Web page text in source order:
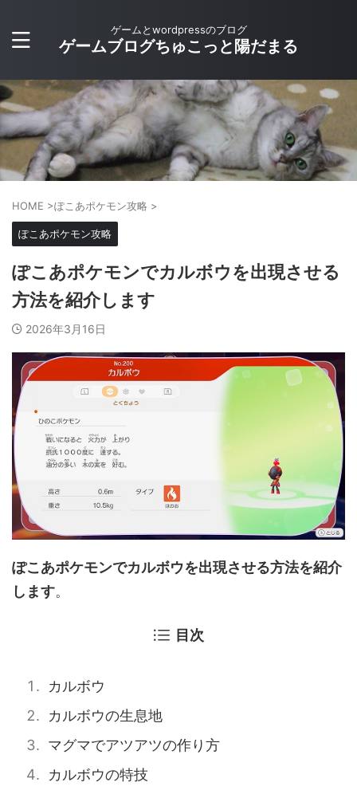
ゲームとwordpressのブログ
ゲームブログちゅこっと陽だまる
HOME >ぽこあポケモン攻略 >
ぽこあポケモン攻略
ぽこあポケモンでカルボウを出現させる
方法を紹介します
2026年3月16日
ぽこあポケモンでカルボウを出現させる方法を紹介
します。
目次
カルボウ
カルボウの生息地
マグマでアツアツの作り方
カルボウの特技